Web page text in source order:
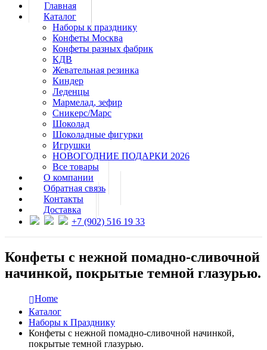
Главная
Каталог
Наборы к празднику
Конфеты Москва
Конфеты разных фабрик
КДВ
Жевательная резинка
Киндер
Леденцы
Мармелад, зефир
Сникерс/Марс
Шоколад
Шоколадные фигурки
Игрушки
НОВОГОДНИЕ ПОДАРКИ 2026
Все товары
О компании
Обратная связь
Контакты
Доставка
+7 (902) 516 19 33
Конфеты с нежной помадно-сливочной
начинкой, покрытые темной глазурью.
Home
Каталог
Наборы к Празднику
Конфеты с нежной помадно-сливочной начинкой,
покрытые темной глазурью.